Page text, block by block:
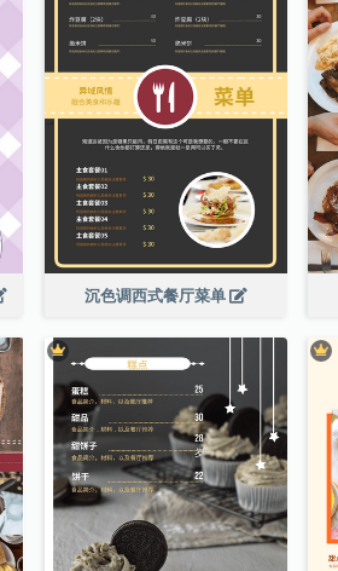
沉色调西式餐厅菜单